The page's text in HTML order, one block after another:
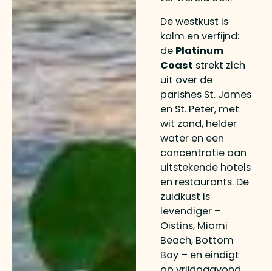
De westkust is
kalm en verfijnd:
de Platinum
Coast strekt zich
uit over de
parishes St. James
en St. Peter, met
wit zand, helder
water en een
concentratie aan
uitstekende hotels
en restaurants. De
zuidkust is
levendiger –
Oistins, Miami
Beach, Bottom
Bay – en eindigt